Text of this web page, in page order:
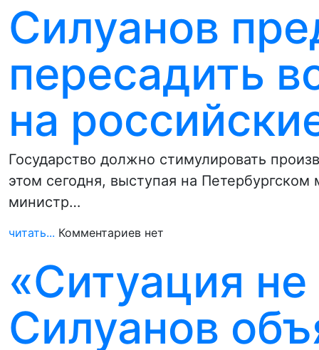
Силуанов
пересадить
на
Государство должно стимулировать
этом сегодня, выступая на
министр…
читать... Комментариев нет
«Ситуация
Силуанов